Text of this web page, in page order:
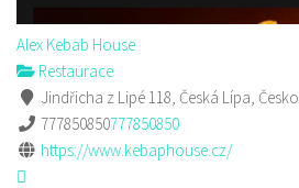
Alex Kebab House
Restaurace
Jindřicha z Lipé 118, Česká Lípa, Česko
777850850777850850
https://www.kebaphouse.cz/